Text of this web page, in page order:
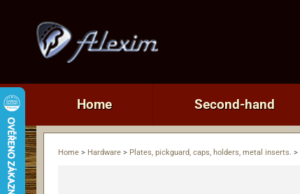
Home Second-hand
Home > Hardware > Plates, pickguard, caps, holders, metal inserts. >